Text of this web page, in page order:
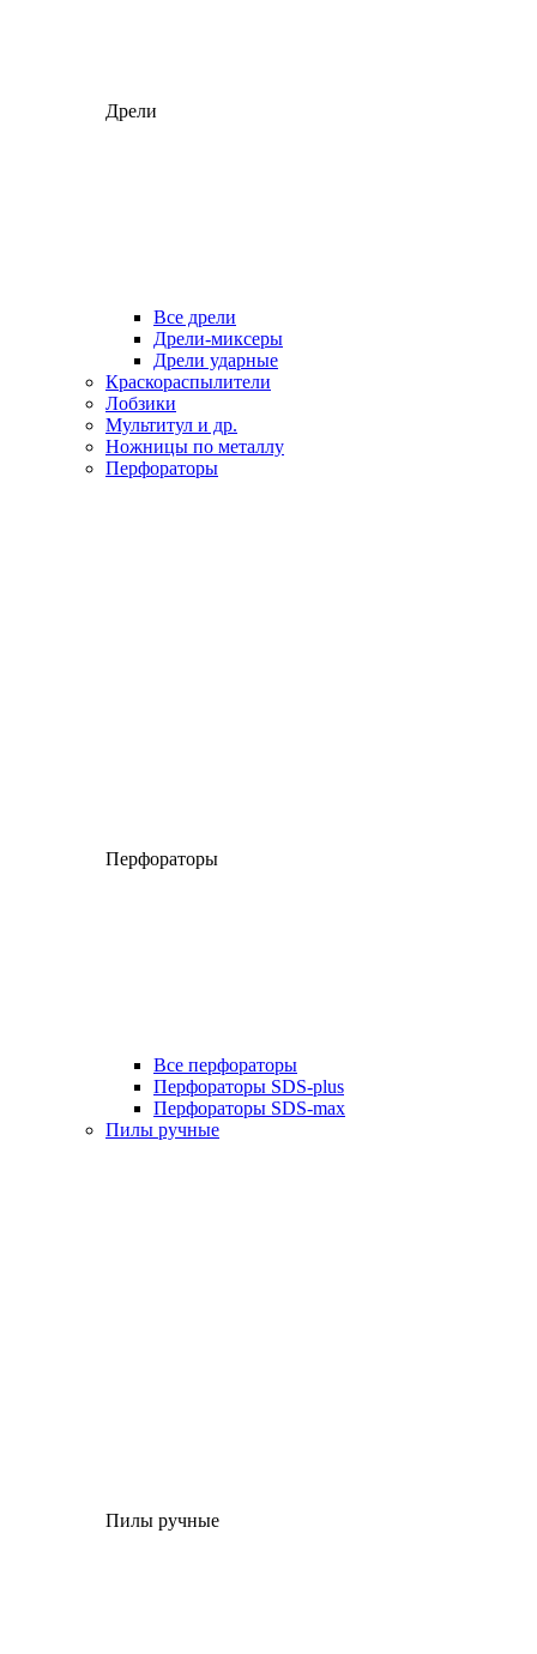
Дрели
Все дрели
Дрели-миксеры
Дрели ударные
Краскораспылители
Лобзики
Мультитул и др.
Ножницы по металлу
Перфораторы
Перфораторы
Все перфораторы
Перфораторы SDS-plus
Перфораторы SDS-max
Пилы ручные
Пилы ручные